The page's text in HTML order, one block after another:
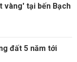
vàng' tại bến Bạch
đất 5 năm tới